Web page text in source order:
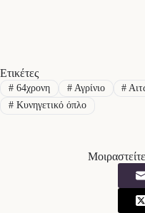
Ετικέτες
#64χρονη #Αγρίνιο #
#Κυνηγετικό όπλο